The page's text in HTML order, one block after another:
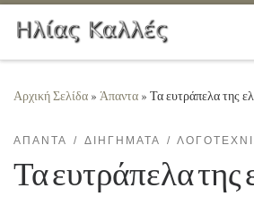
Μετάβαση στο περιεχόμενο
Αρχική Σελίδα » Άπαντα » Τα ευτράπελα της
ΆΠΑΝΤΑ ΔΙΗΓΉΜΑΤΑ
Τα ευτράπελα της